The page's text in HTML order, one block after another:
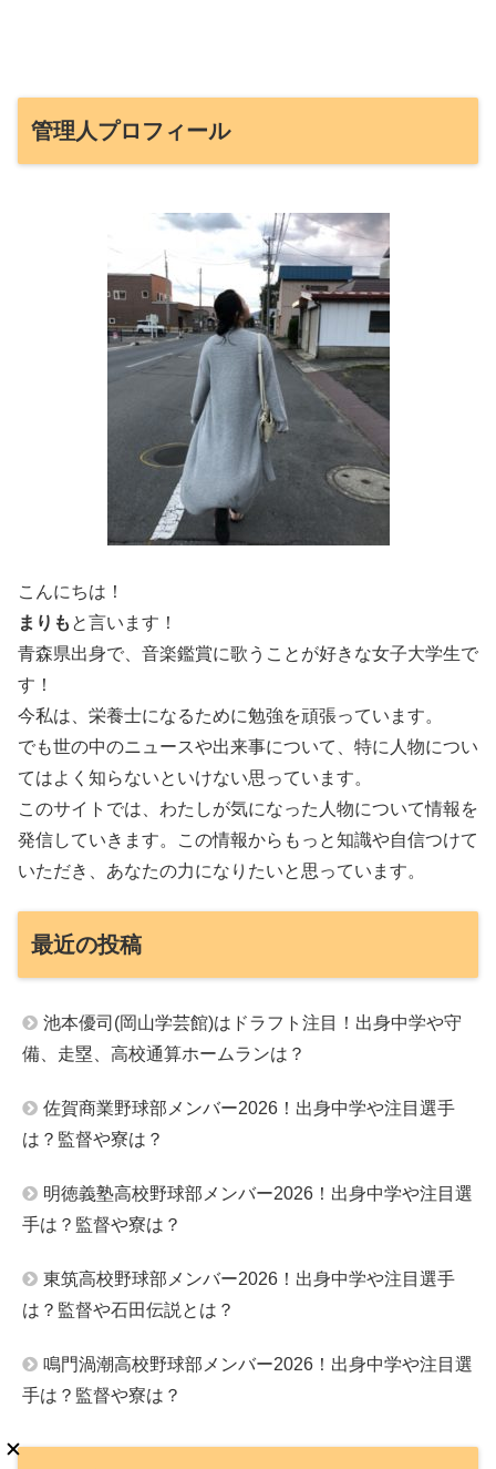
管理人プロフィール
こんにちは！
まりも と言います！
青森県出身で、音楽鑑賞に歌うことが好きな女子大学生で
す！
今私は、栄養士になるために勉強を頑張っています。
でも世の中のニュースや出来事について、特に人物につい
てはよく知らないといけない思っています。
このサイトでは、わたしが気になった人物について情報を
発信していきます。この情報からもっと知識や自信つけて
いただき、あなたの力になりたいと思っています。
最近の投稿
池本優司(岡山学芸館)はドラフト注目！出身中学や守
備、走塁、高校通算ホームランは？
佐賀商業野球部メンバー2026！出身中学や注目選手
は？監督や寮は？
明徳義塾高校野球部メンバー2026！出身中学や注目選
手は？監督や寮は？
東筑高校野球部メンバー2026！出身中学や注目選手
は？監督や石田伝説とは？
鳴門渦潮高校野球部メンバー2026！出身中学や注目選
手は？監督や寮は？